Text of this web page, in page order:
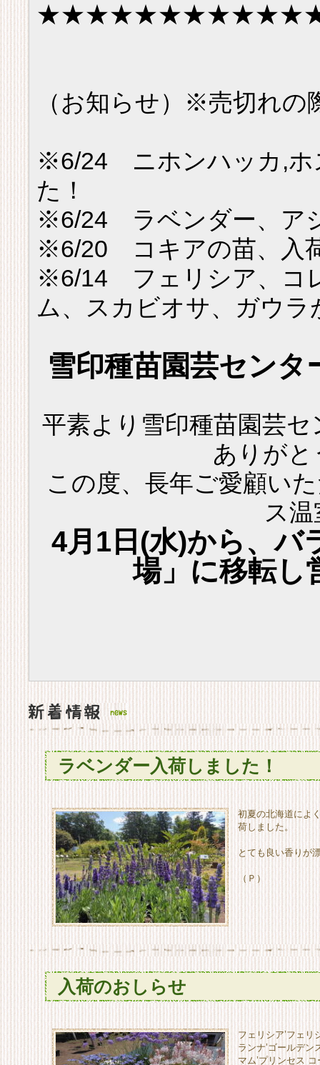
（お知らせ）※売切れの
※6/24 ニホンハッカ,ホ
た！
※6/24 ラベンダー、ア
※6/20 コキアの苗、入
※6/14 フェリシア、コ
ム、スカビオサ、ガウラ
雪印種苗園芸セン
平素より雪印種苗園芸
ありが
この度、長年ご愛顧い
ス
4月1日(水)から、バ
場」に移転し
ラベンダー入荷しました！
初夏の北海道によ
荷しました。
とても良い香りが
（Ｐ）
入荷のおしらせ
フェリシア’フェリ
ランナ’ゴールデン
マム’プリンセス